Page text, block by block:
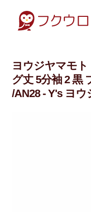
ヨウジヤマモ
グ丈 5分袖 2 黒
/AN28 - Y's ヨウ